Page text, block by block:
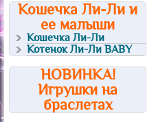
Кошечка Ли-Ли и
ее малыши
Кошечка Ли-Ли
Котенок Ли-Ли BABY
НОВИНКА!
Игрушки на
браслетах